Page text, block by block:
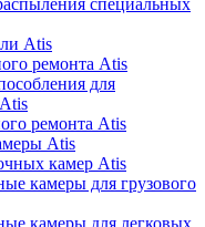
Atis
ремонта Atis
для
ремонта Atis
Atis
камер Atis
камеры для грузового
камеры для легковых